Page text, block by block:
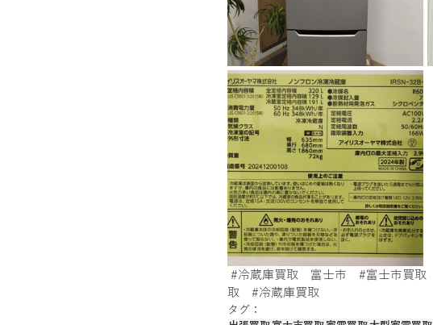
銀貨、記念メダル買取 カーナビ
#冷蔵庫買取 富士市 #富士市買取
取
#冷蔵庫買取
タグ：